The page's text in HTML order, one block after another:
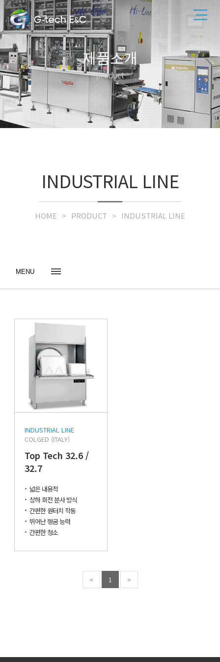
제품소개
product
INDUSTRIAL LINE
HOME PRODUCT INDUSTRIAL LINE
MENU
INDUSTRIAL LINE
COLGED (ITALY)
Top Tech 32.6 /
32.7
넓은 내용적
상하 회전 분사 방식
간편한 원터치 작동
뛰어난 헹굼 능력
간편한 청소
< 1 >